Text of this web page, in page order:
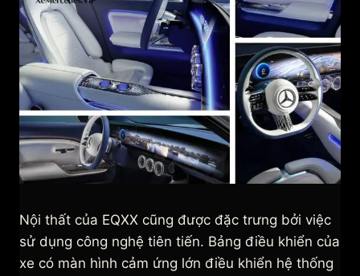
Nội thất của EQXX cũng được đặc trưng bởi việc
sử dụng công nghệ tiên tiến. Bảng điều khiển của
xe có màn hình cảm ứng lớn điều khiển hệ thống